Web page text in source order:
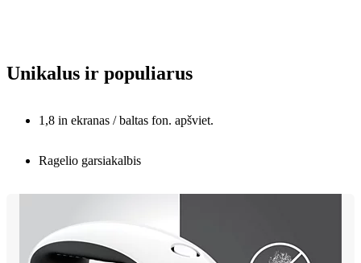
Unikalus ir populiarus
1,8 in ekranas / baltas fon. apšviet.
Ragelio garsiakalbis